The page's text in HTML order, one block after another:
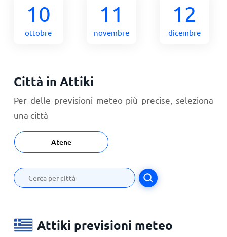
10
ottobre
11
novembre
12
dicembre
Città in Attiki
Per delle previsioni meteo più precise, seleziona
una città
Atene
Attiki previsioni meteo